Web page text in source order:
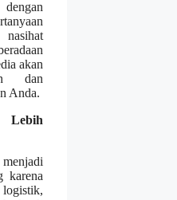
akan
dan
Anda.
karena
logistik,